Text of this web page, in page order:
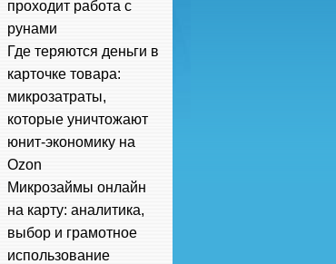
проходит работа с
рунами
Где теряются деньги в
карточке товара:
микрозатраты,
которые уничтожают
юнит-экономику на
Ozon
Микрозаймы онлайн
на карту: аналитика,
выбор и грамотное
использование